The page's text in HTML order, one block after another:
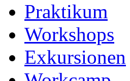
Praktikum
Workshops
Exkursionen